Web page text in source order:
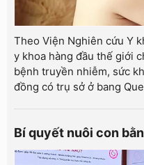
Theo Viện Nghiên cứu Y
y khoa hàng đầu thế giới
bệnh truyền nhiễm, sức
đồng có trụ sở ở bang
Bí quyết nuôi con